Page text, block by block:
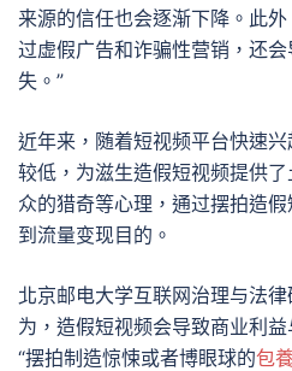
来源的信任也会逐渐下降。此
过虚假广告和诈骗性营销，还
失。”
近年来，随着短视频平台快速
较低，为滋生造假短视频提供
众的猎奇等心理，通过摆拍造
到流量变现目的。
北京邮电大学互联网治理与法
为，造假短视频会导致商业利
“摆拍制造惊悚或者博眼球的包